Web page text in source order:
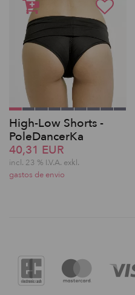
High-Low Shorts -
PoleDancerKa
40,31 EUR
incl. 23 % I.V.A. exkl.
gastos de envio